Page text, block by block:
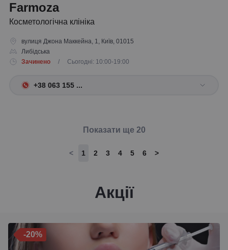
Farmoza
Косметологічна клініка
вулиця Джона Маккейна, 1, Київ, 01015
Либідська
Зачинено
/ Сьогодні: 10:00-19:00
+38 063 155 ...
Показати ще 20
< 1 2 3 4 5 6 >
Акції
-20%